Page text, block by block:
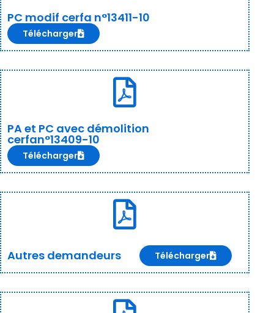
PC modif cerfa n°13411-10
Télécharger
PA et PC avec démolition
cerfan°13409-10
Télécharger
Autres demandeurs Télécharger